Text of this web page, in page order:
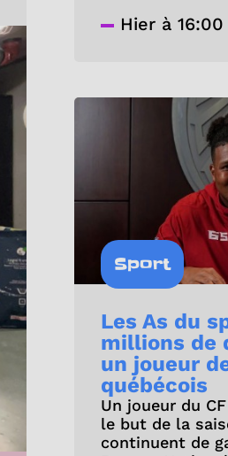
Hier à 16:00
Sport
Les As du
millions de
un joueur
québécois
Un joueur du
le but de la
continuent de